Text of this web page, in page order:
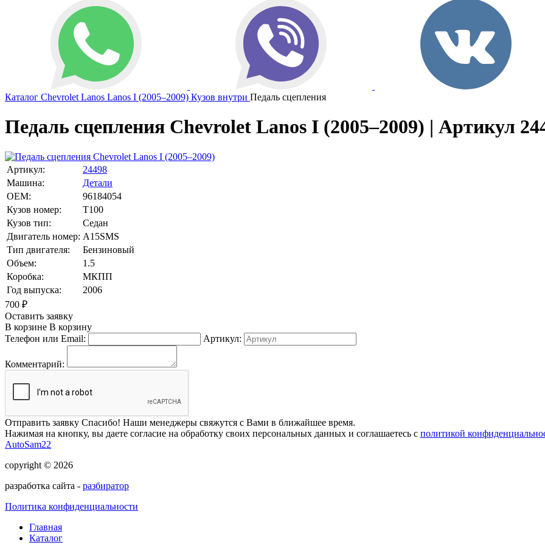
Каталог Chevrolet Lanos Lanos I (2005–2009) Кузов внутри Педаль сцепления
Педаль сцепления Chevrolet Lanos I (2005–2009) | Артикул
Артикул:
24498
Машина:
Детали
OEM:
96184054
Кузов номер:
T100
Кузов тип:
Седан
Двигатель номер: A15SMS
Тип двигателя:
Бензиновый
Объем:
1.5
Коробка:
МКПП
Год выпуска:
2006
700 ₽
Оставить заявку
В корзине В корзину
Телефон или Email:
Артикул:
Комментарий:
Отправить заявку Спасибо! Наши менеджеры свяжутся с Вами в ближайшее время.
Нажимая на кнопку, вы даете согласие на обработку своих персональных данных и соглашаетесь с политикой
AutoSam22
copyright © 2026
разработка сайта - разбиратор
Политика конфиденциальности
Главная
Каталог